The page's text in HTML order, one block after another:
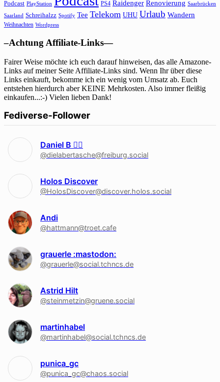
Podcast PlayStation PS4 Raidenger Renovierung Saarbrücken
Saarland Schreihalzz Spotify Tee Telekom UHU Urlaub Wandern
Weihnachten Wordpress
–Achtung Affiliate-Links—
Fairer Weise möchte ich euch darauf hinweisen, das alle Amazone-
Links auf meiner Seite Affiliate-Links sind. Wenn Ihr über diese
Links einkauft, bekomme ich ein wenig vom Umsatz ab. Euch
entstehen hierdurch aber KEINE Mehrkosten. Also immer fleißig
einkaufen...:-) Vielen lieben Dank!
Fediverse-Follower
Daniel B 🏳‍🌈
@dielabertasche@freiburg.social
Holos Discover
@HolosDiscover@discover.holos.social
Andi
@hattmann@troet.cafe
grauerle :mastodon:
@grauerle@social.tchncs.de
Astrid Hilt
@steinmetzin@gruene.social
martinhabel
@martinhabel@social.tchncs.de
punica_gc
@punica_gc@chaos.social